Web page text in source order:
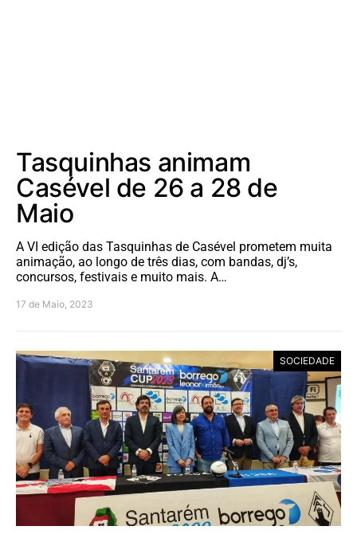
Tasquinhas animam
Casével de 26 a 28 de
Maio
A VI edição das Tasquinhas de Casével prometem muita
animação, ao longo de três dias, com bandas, dj’s,
concursos, festivais e muito mais. A…
17 de Maio, 2023
SOCIEDADE